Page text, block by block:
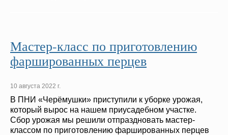
Мастер-класс по приготовлению
фаршированных перцев
10 августа 2022 г.
В ПНИ «Черёмушки» приступили к уборке урожая,
который вырос на нашем приусадебном участке.
Сбор урожая мы решили отпраздновать мастер-
классом по приготовлению фаршированных перцев